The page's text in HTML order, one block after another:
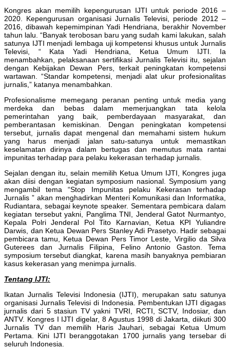
Kongres akan memilih kepengurusan IJTI untuk periode 2016 –
2020. Kepengurusan organisasi Jurnalis Televisi, periode 2012 –
2016, dibawah kepemimpinan Yadi Hendriana, berakhir November
tahun lalu. “Banyak terobosan baru yang sudah kami lakukan, salah
satunya IJTI menjadi lembaga uji kompetensi khusus untuk Jurnalis
Televisi, “ Kata Yadi Hendriana, Ketua Umum IJTI. Ia
menambahkan, pelaksanaan sertifikasi Jurnalis Televisi itu, sejalan
dengan Kebijakan Dewan Pers, terkait peningkatan kompetensi
wartawan. “Standar kompetensi, menjadi alat ukur profesionalitas
jurnalis,” katanya menambahkan.
Profesionalisme memegang peranan penting untuk media yang
merdeka dan bebas dalam memerjuangkan tata kelola
pemerintahan yang baik, pemberdayaan masyarakat, dan
pemberantasan kemiskinan. Dengan peningkatan kompetensi
tersebut, jurnalis dapat mengenal dan memahami sistem hukum
yang harus menjadi jalan satu-satunya untuk memastikan
keselamatan dirinya dalam bertugas dan memutus mata rantai
impunitas terhadap para pelaku kekerasan terhadap jurnalis.
Sejalan dengan itu, selain memilih Ketua Umum IJTI, Kongres juga
akan diisi dengan kegiatan symposium nasional. Symposium yang
mengambil tema “Stop Impunitas pelaku Kekerasan terhadap
Jurnalis ” akan menghadirkan Menteri Komunikasi dan Informatika,
Rudiantara, sebagai keynote speaker. Sementara pembicara dalam
kegiatan tersebut yakni, Panglima TNI, Jenderal Gatot Nurmantyo,
Kepala Polri Jenderal Pol Tito Karnavian, Ketua KPI Yuliandre
Darwis, dan Ketua Dewan Pers Stanley Adi Prasetyo. Hadir sebagai
pembicara tamu, Ketua Dewan Pers Timor Leste, Virgilio da Silva
Guterees dan Jurnalis Filipina, Felino Antonio Gaston. Tema
symposium tersebut diangkat, karena masih banyaknya pembiaran
kasus kekerasan yang menimpa jurnalis.
Tentang IJTI:
Ikatan Jurnalis Televisi Indonesia (IJTI), merupakan satu satunya
organisasi Jurnalis Televisi di Indonesia. Pembentukan IJTI digagas
jurnalis dari 5 stasiun TV yakni TVRI, RCTI, SCTV, Indosiar, dan
ANTV. Kongres I IJTI digelar, 8 Agustus 1998 di Jakarta, diikuti 300
Jurnalis TV dan memilih Haris Jauhari, sebagai Ketua Umum
Pertama. Kini IJTI beranggotakan 1700 jurnalis yang tersebar di
seluruh Indonesia.